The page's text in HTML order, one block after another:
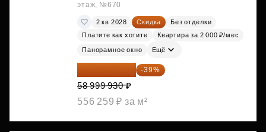
этаж, №670
2 кв 2028 Скидка
Без отделки
Платите как хотите
Квартира за 2 000 ₽/мес
Панорамное окно Ещё
35 989 957 ₽ -39%
58 999 930 ₽
556 259 ₽ за м²